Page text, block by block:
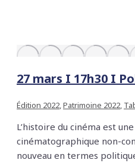
27 mars I 17h30 I
Édition 2022,Patrimoine 2022,
L’histoire du cinéma est
cinématographique non-
nouveau en termes